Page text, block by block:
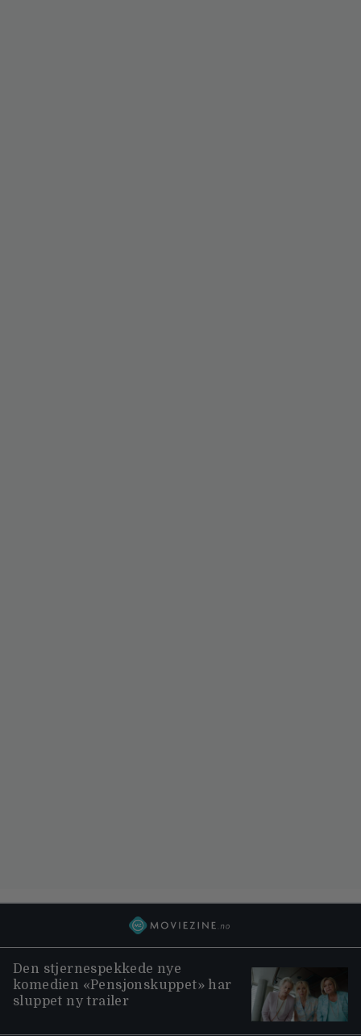
Den stjernespekkede nye
komedien «Pensjonskuppet» har
sluppet ny trailer